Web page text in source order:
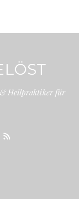
& Heilpraktiker für